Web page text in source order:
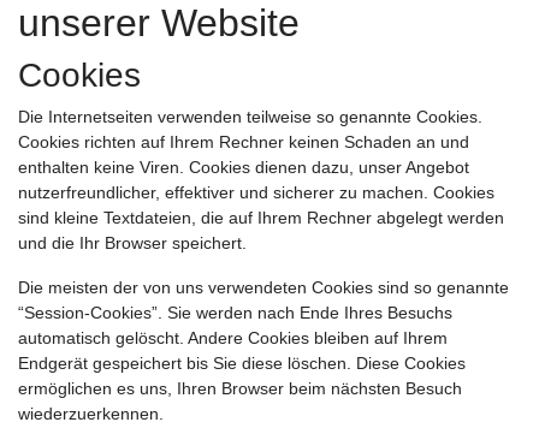
unserer Website
Cookies
Die Internetseiten verwenden teilweise so genannte Cookies.
Cookies richten auf Ihrem Rechner keinen Schaden an und
enthalten keine Viren. Cookies dienen dazu, unser Angebot
nutzerfreundlicher, effektiver und sicherer zu machen. Cookies
sind kleine Textdateien, die auf Ihrem Rechner abgelegt werden
und die Ihr Browser speichert.
Die meisten der von uns verwendeten Cookies sind so genannte
“Session-Cookies”. Sie werden nach Ende Ihres Besuchs
automatisch gelöscht. Andere Cookies bleiben auf Ihrem
Endgerät gespeichert bis Sie diese löschen. Diese Cookies
ermöglichen es uns, Ihren Browser beim nächsten Besuch
wiederzuerkennen.